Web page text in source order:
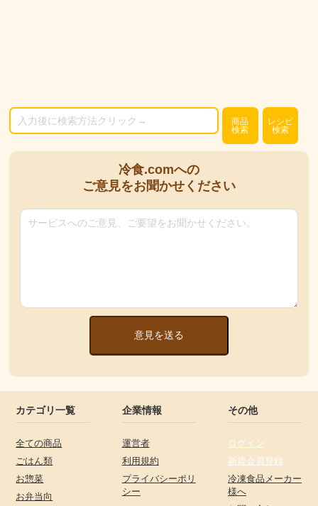
商品
検索
レシピ
検索
冷食.comへの
ご意見をお聞かせください
意見を送る
カテゴリ一覧
全ての商品
ごはん類
お惣菜
お弁当向
企業情報
運営者
利用規約
プライバシーポリ
シー
その他
ログイン
新規会員登録
冷凍食品メーカー
様へ